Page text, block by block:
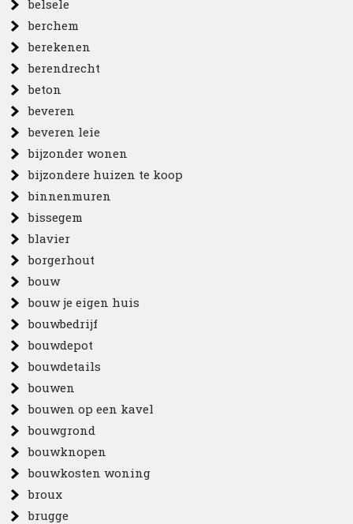
belsele
berchem
berekenen
berendrecht
beton
beveren
beveren leie
bijzonder wonen
bijzondere huizen te koop
binnenmuren
bissegem
blavier
borgerhout
bouw
bouw je eigen huis
bouwbedrijf
bouwdepot
bouwdetails
bouwen
bouwen op een kavel
bouwgrond
bouwknopen
bouwkosten woning
broux
brugge